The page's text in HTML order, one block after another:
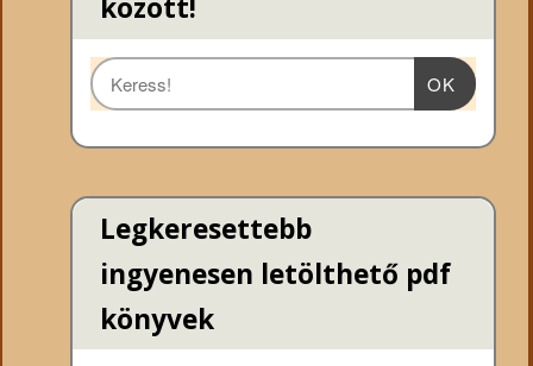
között!
OK
Legkeresettebb
ingyenesen letölthető pdf
könyvek